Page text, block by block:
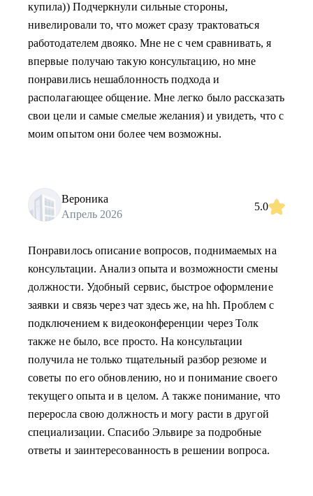
купила)) Подчеркнули сильные стороны,
нивелировали то, что может сразу трактоваться
работодателем двояко. Мне не с чем сравнивать, я
впервые получаю такую консультацию, но мне
понравились нешаблонность подхода и
располагающее общение. Мне легко было рассказать
свои цели и самые смелые желания) и увидеть, что с
моим опытом они более чем возможны.
Вероника
Апрель 2026
5.0
Понравилось описание вопросов, поднимаемых на
консультации. Анализ опыта и возможности смены
должности. Удобный сервис, быстрое оформление
заявки и связь через чат здесь же, на hh. Проблем с
подключением к видеоконференции через Толк
также не было, все просто. На консультации
получила не только тщательный разбор резюме и
советы по его обновлению, но и понимание своего
текущего опыта и в целом. А также понимание, что
переросла свою должность и могу расти в другой
специализации. Спасибо Эльвире за подробные
ответы и заинтересованность в решении вопроса.